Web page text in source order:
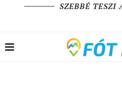
SZEBBÉ TESZI